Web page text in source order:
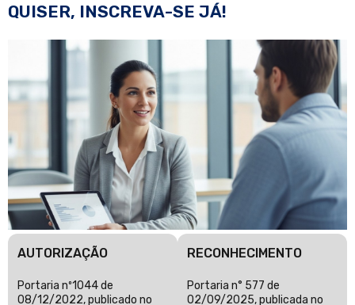
QUISER, INSCREVA-SE JÁ!
AUTORIZAÇÃO
Portaria nº1044 de
08/12/2022, publicado no
RECONHECIMENTO
Portaria n° 577 de
02/09/2025, publicada no